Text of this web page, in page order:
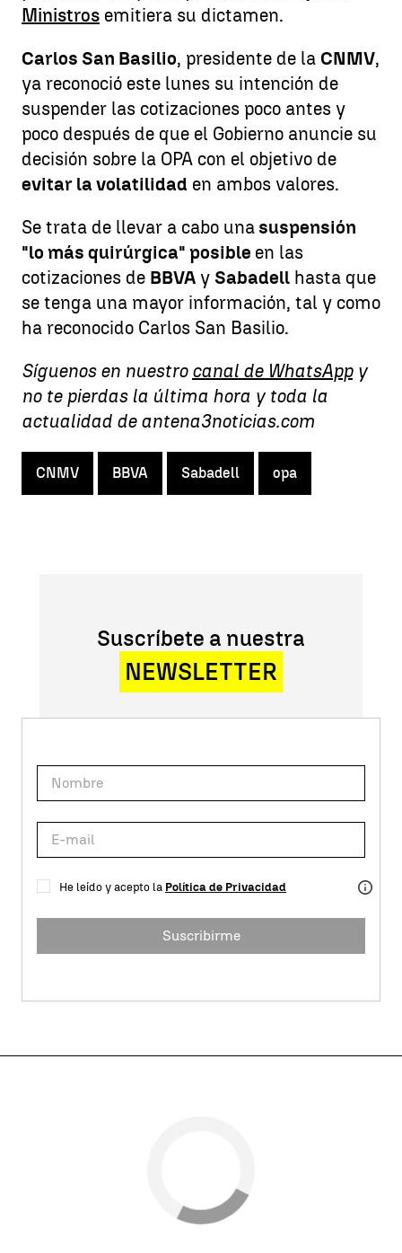
Ministros emitiera su dictamen.
Carlos San Basilio, presidente de la CNMV,
ya reconoció este lunes su intención de
suspender las cotizaciones poco antes y
poco después de que el Gobierno anuncie su
decisión sobre la OPA con el objetivo de
evitar la volatilidad en ambos valores.
Se trata de llevar a cabo unasuspensión
"lo más quirúrgica" posible en las
cotizaciones de BBVA y Sabadell hasta que
se tenga una mayor información, tal y como
ha reconocido Carlos San Basilio.
Síguenos en nuestro canal de WhatsAppy
no te pierdas la última hora y toda la
actualidad de antena3noticias.com
CNMV BBVA Sabadell opa
Suscríbete a nuestra
NEWSLETTER
He leído y acepto la Política de Privacidad
Suscribirme